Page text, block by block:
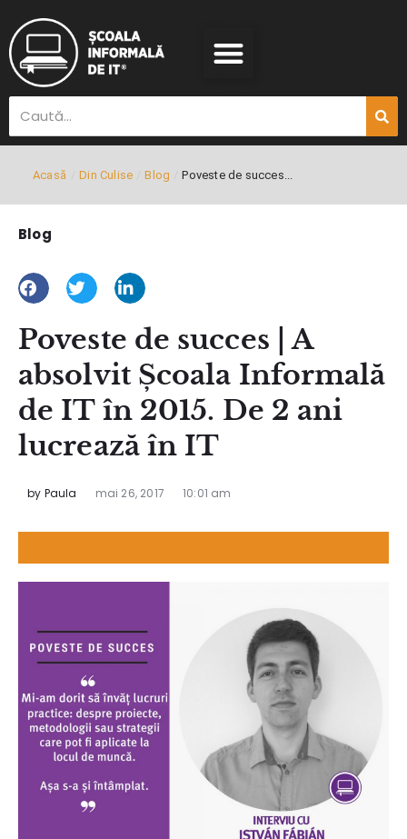
Acasă Din Culise Blog Poveste de succes...
Blog
Poveste de succes | A
absolvit Școala Informală
de IT în 2015. De 2 ani
lucrează în IT
by Paula mai 26, 2017 10:01 am